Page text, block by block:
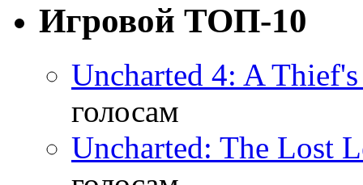
Игровой ТОП-10
Uncharted 4: A
голосам
Uncharted: The Lost